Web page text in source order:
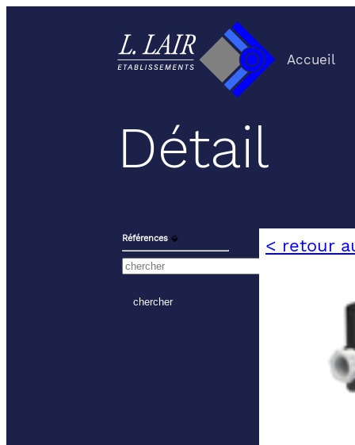
Accueil
Détail
Références ⬙ < retour